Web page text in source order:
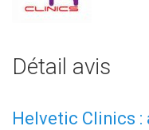
Détail avis
Helvetic Clinics